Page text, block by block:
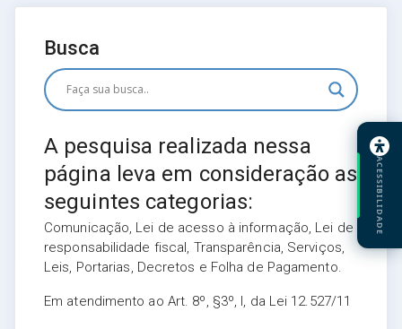
Busca
A pesquisa realizada nessa
página leva em consideração as
seguintes categorias:
Comunicação, Lei de acesso à informação, Lei de
responsabilidade fiscal, Transparência, Serviços,
Leis, Portarias, Decretos e Folha de Pagamento.
Em atendimento ao Art. 8º, §3º, I, da Lei 12.527/11
ACESSIBILIDADE